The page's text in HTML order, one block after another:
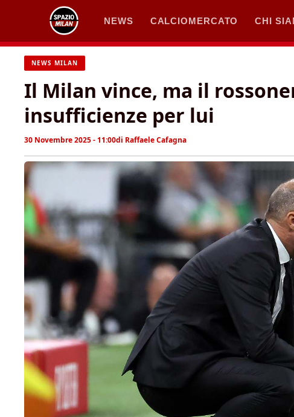
contenuto
NEWS CALCIOMERCATO CHI
NEWS MILAN
Il Milan vince, ma il
insufficienze per lui
30 Novembre 2025 - 11:00di Raffaele Cafagna